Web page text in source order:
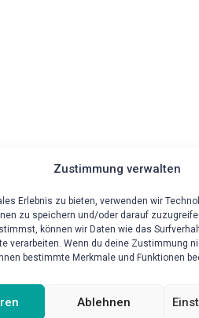
Zustimmung verwalten
Erlebnis zu bieten, verwenden wir
zu speichern und/oder darauf
können wir Daten wie das
verarbeiten. Wenn du deine Zustimmung
bestimmte Merkmale und Funktionen
Ablehnen